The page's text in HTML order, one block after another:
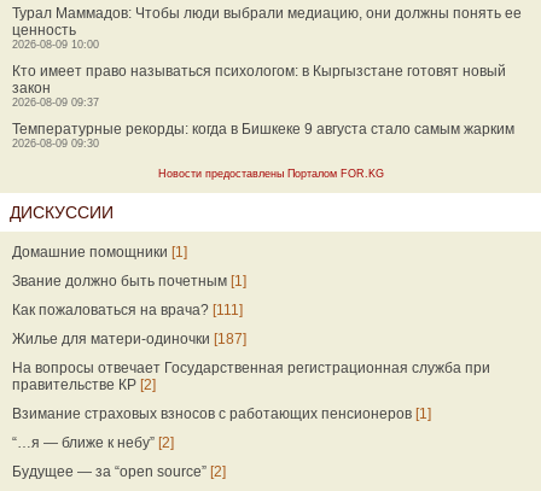
Турал Маммадов: Чтобы люди выбрали медиацию, они должны понять ее
ценность
2026-08-09 10:00
Кто имеет право называться психологом: в Кыргызстане готовят новый
закон
2026-08-09 09:37
Температурные рекорды: когда в Бишкеке 9 августа стало самым жарким
2026-08-09 09:30
Новости предоставлены Порталом FOR.KG
ДИСКУССИИ
Домашние помощники [1]
Звание должно быть почетным [1]
Как пожаловаться на врача? [111]
Жилье для матери-одиночки [187]
На вопросы отвечает Государственная регистрационная служба при
правительстве КР [2]
Взимание страховых взносов с работающих пенсионеров [1]
“…я — ближе к небу” [2]
Будущее — за “open source” [2]